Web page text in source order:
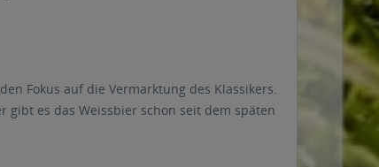
Fokus auf die Vermarktung des Klassikers.
gibt es das Weissbier schon seit dem späten